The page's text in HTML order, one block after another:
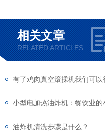
相关文章
RELATED ARTICLES
油炸机清洗步骤是什么？